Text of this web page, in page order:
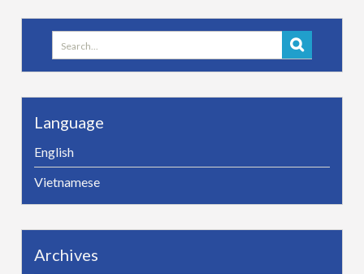
Search
for:
Language
English
Vietnamese
Archives